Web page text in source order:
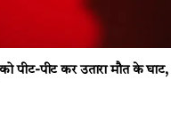
पीट-पीट कर उतारा मौत के